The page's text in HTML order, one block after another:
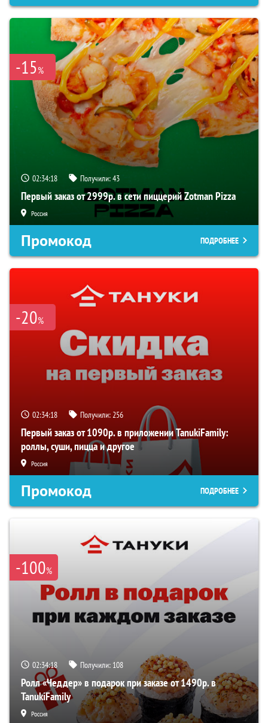
-15%
02:34:17 Получили:43
Первый заказ от 2999р. в сети пиццерий Zotman Pizza
Россия
Промокод ПОДРОБНЕЕ
-20%
02:34:17 Получили:256
Первый заказ от 1090р. в приложении TanukiFamily:
роллы, суши, пицца и другое
Россия
Промокод ПОДРОБНЕЕ
-100%
02:34:17 Получили: 108
Ролл «Чеддер» в подарок при заказе от 1490р. в
TanukiFamily
Россия